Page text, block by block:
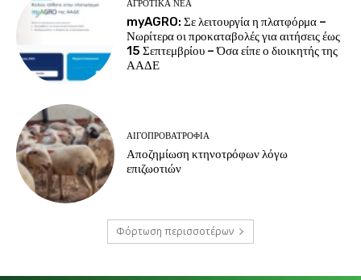
ΑΓΡΟΤΙΚΆ ΝΈΑ
myAGRO: Σε λειτουργία η πλατφόρμα –
Νωρίτερα οι προκαταβολές για αιτήσεις έως
15 Σεπτεμβρίου – Όσα είπε ο διοικητής της
ΑΑΔΕ
ΑΙΓΟΠΡΟΒΑΤΡΟΦΊΑ
Αποζημίωση κτηνοτρόφων λόγω
επιζωοτιών
Φόρτωση περισσοτέρων